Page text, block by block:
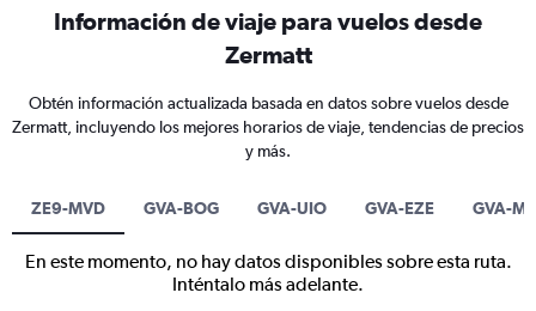
Información de viaje para vuelos desde
Zermatt
Obtén información actualizada basada en datos sobre vuelos desde
Zermatt, incluyendo los mejores horarios de viaje, tendencias de precios
y más.
ZE9-MVD GVA-BOG GVA-UIO GVA-EZE GVA-
En este momento, no hay datos disponibles sobre esta ruta.
Inténtalo más adelante.